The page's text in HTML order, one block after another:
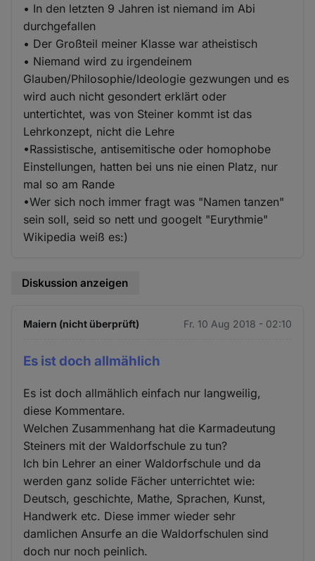
• In den letzten 9 Jahren ist niemand im Abi
durchgefallen
• Der Großteil meiner Klasse war atheistisch
• Niemand wird zu irgendeinem
Glauben/Philosophie/Ideologie gezwungen und es
wird auch nicht gesondert erklärt oder
untertichtet, was von Steiner kommt ist das
Lehrkonzept, nicht die Lehre
•Rassistische, antisemitische oder homophobe
Einstellungen, hatten bei uns nie einen Platz, nur
mal so am Rande
•Wer sich noch immer fragt was "Namen tanzen"
sein soll, seid so nett und googelt "Eurythmie"
Wikipedia weiß es:)
Diskussion anzeigen
Maiern (nicht überprüft) Fr. 10 Aug 2018 - 02:10
Es ist doch allmählich
Es ist doch allmählich einfach nur langweilig,
diese Kommentare.
Welchen Zusammenhang hat die Karmadeutung
Steiners mit der Waldorfschule zu tun?
Ich bin Lehrer an einer Waldorfschule und da
werden ganz solide Fächer unterrichtet wie:
Deutsch, geschichte, Mathe, Sprachen, Kunst,
Handwerk etc. Diese immer wieder sehr
damlichen Ansurfe an die Waldorfschulen sind
doch nur noch peinlich.